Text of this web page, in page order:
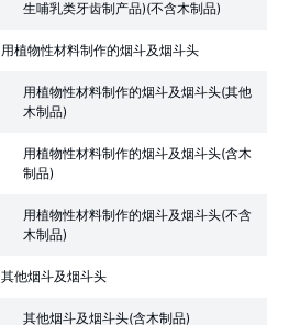
生哺乳类牙齿制产品)(不含木制品)
用植物性材料制作的烟斗及烟斗头
用植物性材料制作的烟斗及烟斗头(其他
木制品)
用植物性材料制作的烟斗及烟斗头(含木
制品)
用植物性材料制作的烟斗及烟斗头(不含
木制品)
其他烟斗及烟斗头
其他烟斗及烟斗头(含木制品)